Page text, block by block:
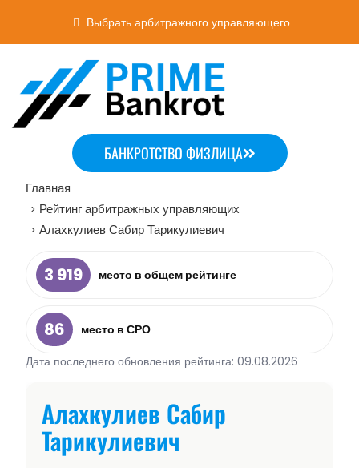
Выбрать арбитражного управляющего
БАНКРОТСТВО ФИЗЛИЦА
Главная
> Рейтинг арбитражных управляющих
> Алахкулиев Сабир Тарикулиевич
3 919 место в общем рейтинге
86
место в СРО
Дата последнего обновления рейтинга: 09.08.2026
Алахкулиев Сабир
Тарикулиевич